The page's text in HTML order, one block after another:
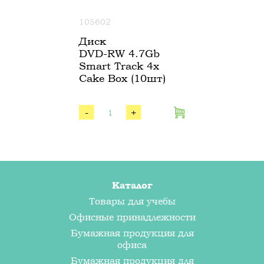
105602
Диск
DVD-RW 4.7Gb
Smart Track 4x
Cake Box (10шт)
- +
Каталог
Товары для учебы
Офисные принадлежности
Бумажная продукция для
офиса
Бумажная продукция для